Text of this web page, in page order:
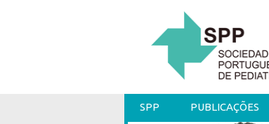
SPP PUBLICAÇÕES